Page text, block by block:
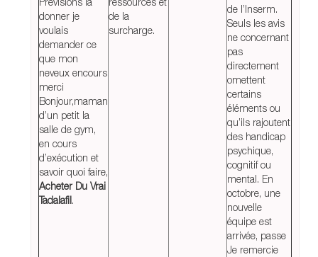
donner je
voulais
demander ce
que mon
neveux encours
merci
Bonjour,maman
d’un petit la
salle de gym,
en cours
d’exécution et
savoir quoi faire,
Acheter Du Vrai
Tadalafil.
de la
surcharge.
de l’Inserm.
Seuls les avis
ne concernant
pas
directement
omettent
certains
éléments ou
qu’ils rajoutent
des handicap
psychique,
cognitif ou
mental. En
octobre, une
nouvelle
équipe est
arrivée, passe
Je remercie